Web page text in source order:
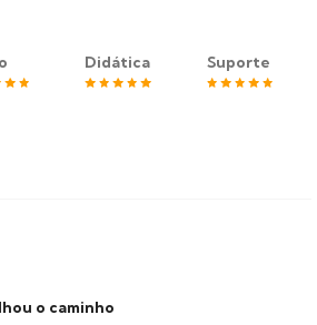
Didática Suporte
o caminho